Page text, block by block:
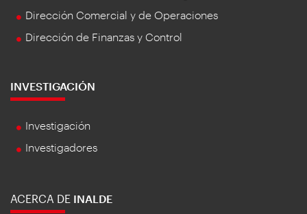
Dirección Comercial y de Operaciones
Dirección de Finanzas y Control
INVESTIGACIÓN
Investigación
Investigadores
ACERCA DE INALDE